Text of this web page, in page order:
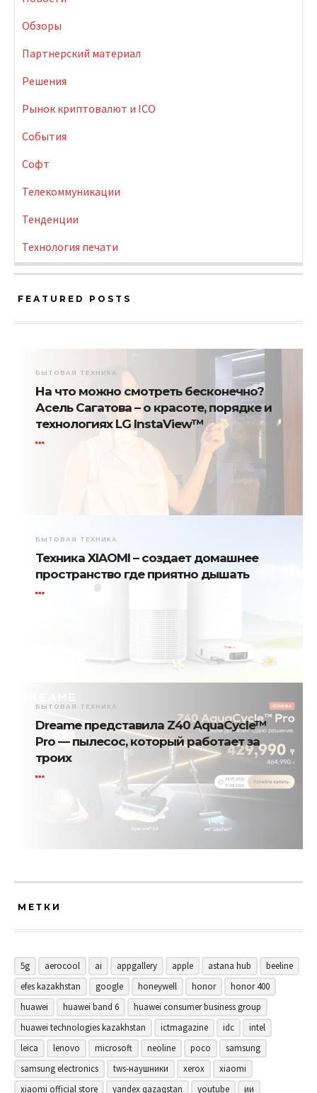
Обзоры
Партнерский материал
Решения
Рынок криптовалют и ICO
События
Софт
Телекоммуникации
Тенденции
Технология печати
FEATURED POSTS
БЫТОВАЯ ТЕХНИКА
На что можно смотреть бесконечно?
Асель Сагатова – о красоте, порядке и
технологиях LG InstaView™
БЫТОВАЯ ТЕХНИКА
Техника XIAOMI – создает домашнее
пространство где приятно дышать
БЫТОВАЯ ТЕХНИКА
Dreame представила Z40 AquaCycle™
Pro — пылесос, который работает за
троих
МЕТКИ
5g aerocool ai appgallery apple astana hub
beeline
efes kazakhstan
google honeywell honor
honor 400
huawei
huawei band 6
huawei consumer business group
huawei technologies kazakhstan
ictmagazine idc
intel
leica
lenovo microsoft neoline poco
samsung
samsung electronics
tws-наушники xerox
xiaomi
xiaomi official store
yandex qazaqstan youtube
ии